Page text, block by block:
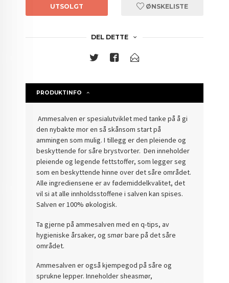
UTSOLGT ØNSKELISTE
DEL DETTE
PRODUKTINFO
Ammesalven er spesialutviklet med tanke på å gi
den nybakte mor en så skånsom start på
ammingen som mulig. I tillegg er den pleiende og
beskyttende for såre brystvorter. Den inneholder
pleiende og legende fettstoffer, som legger seg
som en beskyttende hinne over det såre området.
Alle ingrediensene er av fødemiddelkvalitet, det
vil si at alle innholdsstoffene i salven kan spises.
Salven er 100% økologisk.
Ta gjerne på ammesalven med en q-tips, av
hygieniske årsaker, og smør bare på det såre
området.
Ammesalven er også kjempegod på såre og
sprukne lepper. Inneholder sheasmør,